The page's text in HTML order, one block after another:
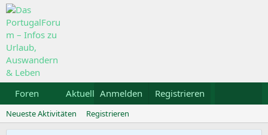
Foren Aktuelles Galerie Kalender
Anmelden Registrieren
Neueste Aktivitäten Registrieren